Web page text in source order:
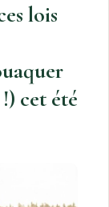
lois
cet été